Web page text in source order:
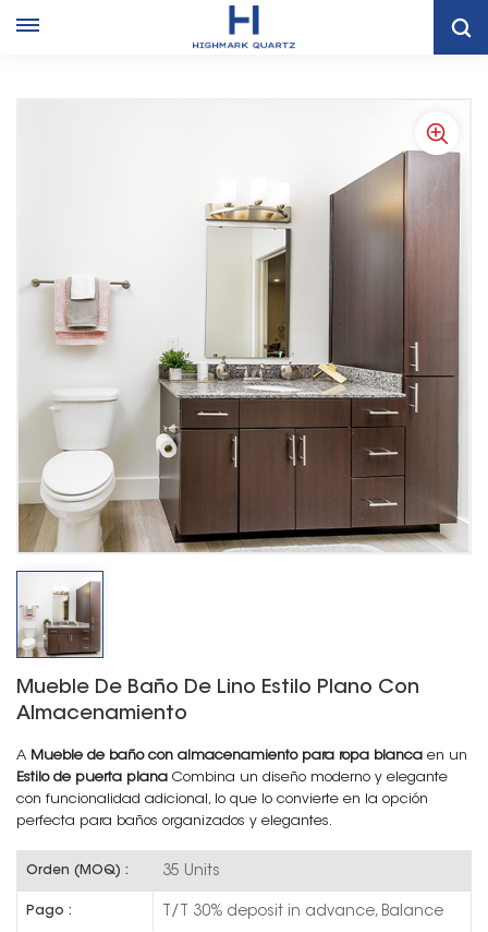
GABINETE DE TOCADOR
Mueble De Baño De Lino Estilo Plano Con Almacenamiento
Mueble De Baño De Lino Estilo Plano Con
Almacenamiento
A Mueble de baño con almacenamiento para ropa blanca en un
Estilo de puerta plana Combina un diseño moderno y elegante
con funcionalidad adicional, lo que lo convierte en la opción
perfecta para baños organizados y elegantes.
Orden (MOQ) : 35 Units
Pago : T/T 30% deposit in advance, Balance